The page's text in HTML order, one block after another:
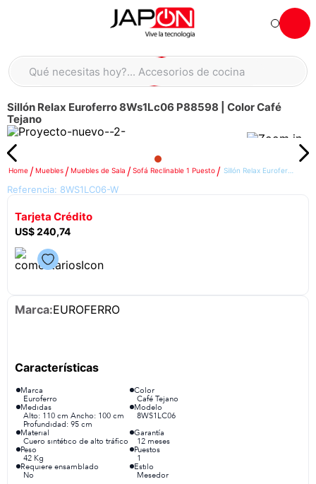
Hola... qué necesitas hoy?
Qué necesitas hoy?... Accesorios de cocina
Sillón Relax Euroferro 8Ws1Lc06 P88598 | Color Café
Tejano
Muebles Muebles de Sala Sofá Reclinable 1 Puesto
Referencia: 8WS1LC06-W
Tarjeta Crédito
US$240,74
EUROFERRO
Marca
Euroferro
Color
Café Tejano
Medidas
Alto: 110 cm Ancho: 100 cm
Profundidad: 95 cm
Modelo
8WS1LC06
Material
Cuero sintético de alto tráfico
Garantía
12 meses
Peso
42 Kg
Puestos
1
Requiere ensamblado
No
Estilo
Mesedor
TÉRMINOS MÁS BUSCADOS
1. moto
lavadora
5. england sound parlantes
. laptop
iphone